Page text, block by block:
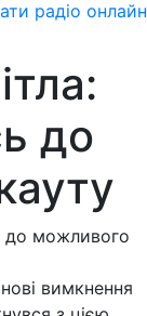
радіо онлайн
до
вимкнення